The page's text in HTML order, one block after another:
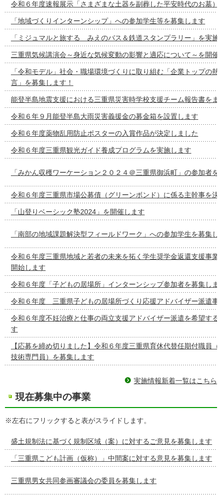
令和６年度速報展示「さまざまな土器を副葬した平安時代のお墓）
「地域づくりインターンシップ」への参加学生等を募集します
「ミジュマルと旅する みえのバス＆鉄道スタンプラリー」を実施
三重県気候講演会～身近な気候変動の影響と適応について～を開催
「令和モデル」社会・職場環境づくりに取り組む「企業トップの
言」を募集します！
能登半島地震支援における三重県災害時学校支援チーム報告書をま
令和６年９月能登半島大雨災害義援金の募金箱を設置します
令和６年度薬物乱用防止ポスターの入賞作品が決定しました
令和６年度三重県観光ガイド養成プログラムを実施します
「みかん収穫ワーケーション２０２４＠三重県御浜町」の参加者を
令和６年度三重県市場公募債（グリーンボンド）に係る主幹事を決
「山登りベーシック塾2024」を開催します
「南部の地域課題解決型フィールドワーク」への参加学生を募集し
令和６年度三重県地域と若者の未来を拓く学生奨学金返還支援事業
開始します
令和６年度「子どもの居場所」インターンシップ参加者を募集しま
令和６年度 三重県子どもの居場所づくり応援アドバイザー派遣事
令和６年度不妊治療と仕事の両立支援アドバイザー派遣を希望する
す
【応募を締め切りました】令和６年度三重県育休代替任期付職員
技術専門員）を募集します
実施情報新着一覧はこちら
現在募集中の事業
※左右にフリックすると表がスライドします。
盛土規制法に基づく規制区域（案）に対するご意見を募集します
「三重県こども計画（仮称）」中間案に対する意見を募集します
三重県男女共同参画審議会の委員を募集します